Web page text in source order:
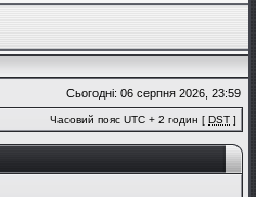
Сьогодні: 06 серпня 2026, 23:59
Часовий пояс UTC + 2 годин [ DST ]